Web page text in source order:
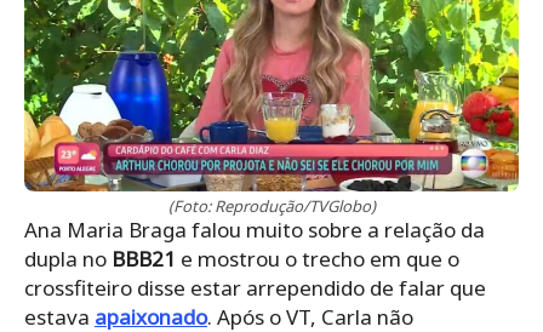
(Foto: Reprodução/TVGlobo)
Ana Maria Braga falou muito sobre a relação da
dupla no BBB21 e mostrou o trecho em que o
crossfiteiro disse estar arrependido de falar que
estava apaixonado. Após o VT, Carla não